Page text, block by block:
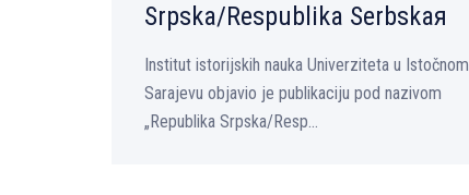
Srpska/Respublika Serbskaя
Institut istorijskih nauka Univerziteta u Istočnom
Sarajevu objavio je publikaciju pod nazivom
„Republika Srpska/Resp...